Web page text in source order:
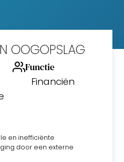
OOGOPSLAG
Functie
Financiën
en inefficiënte
door een externe